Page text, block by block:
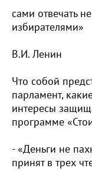
сами отвечать
избирателями»
В.И. Ленин
Что собой
парламент,
интересы
программе
- «Деньги не
принят в трех